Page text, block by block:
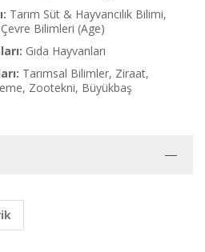
Tarım Süt & Hayvancılık Bilimi,
Bilimleri (Age)
Gıda Hayvanları
Tarımsal Bilimler, Ziraat,
Zootekni, Büyükbaş